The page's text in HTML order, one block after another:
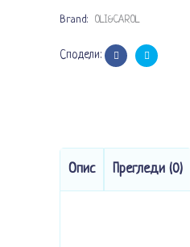
Brand: OLI&CAROL
Сподели:
Опис Прегледи (0)